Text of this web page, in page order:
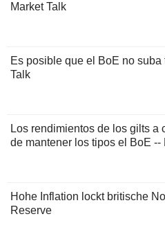
Market Talk
Es posible que el BoE no
Talk
Los rendimientos de los gilts a
de mantener los tipos el BoE --
Hohe Inflation lockt britische
Reserve